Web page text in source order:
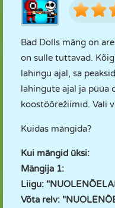
Bad Dolls mäng on
on sulle tuttavad.
lahingu ajal, sa
lahingute ajal ja püüa
koostöörežiimid. Vali
Kuidas mängida?
Kui mängid üksi:
Mängija 1:
Liigu:
Võta relv: